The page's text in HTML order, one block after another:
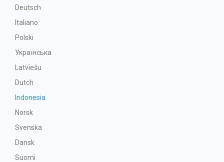
Deutsch
Italiano
Polski
Українська
Latviešu
Dutch
Indonesia
Norsk
Svenska
Dansk
Suomi